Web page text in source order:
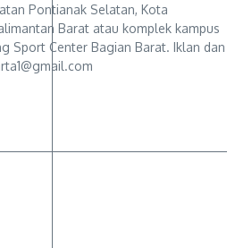
Pontianak Selatan, Kota
Barat atau komplek kampus
Sport Center Bagian Barat. Iklan dan